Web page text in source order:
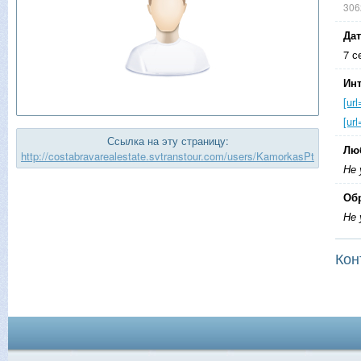
Ссылка на эту страницу:
http://costabravarealestate.svtranstour.com/users/KamorkasPt
7
Не
Не